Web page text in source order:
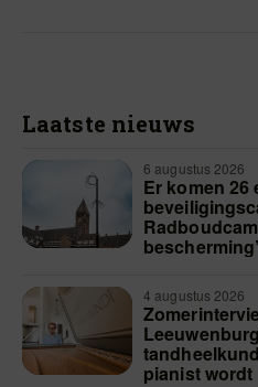
Laatste nieuws
6 augustus 2026
Er komen 26
bescherming’
4 augustus 2026
pianist wordt